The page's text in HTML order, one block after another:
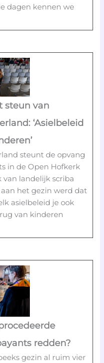
dagen kennen we
steun van
‘Asielbeleid
steunt de opvang
in de Open Hofkerk
van landelijk scriba
aan het gezin werd dat
asielbeleid je ook
van kinderen
redden?
gezin al ruim vier